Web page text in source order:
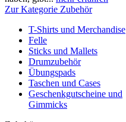
Zur Kategorie Zubehör
T-Shirts und Merchandise
Felle
Sticks und Mallets
Drumzubehör
Übungspads
Taschen und Cases
Geschenkgutscheine und
Gimmicks